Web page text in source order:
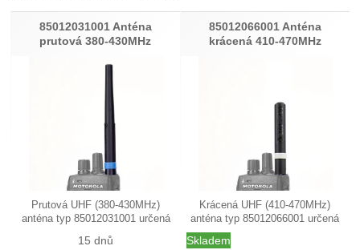
85012031001 Anténa
prutová 380-430MHz
Prutová UHF (380-430MHz)
anténa typ 85012031001 určená
15 dnů
85012066001 Anténa
krácená 410-470MHz
Krácená UHF (410-470MHz)
anténa typ 85012066001 určená
Skladem